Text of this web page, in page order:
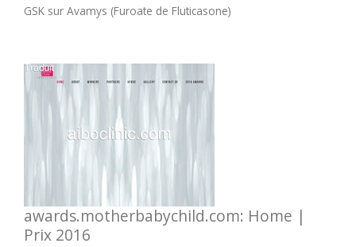
GSK sur Avamys (Furoate de Fluticasone)
awards.motherbabychild.com: Home |
Prix 2016